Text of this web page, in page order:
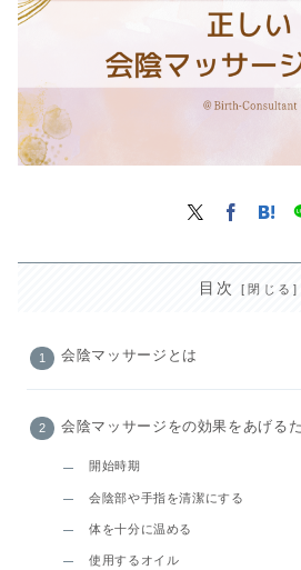
目次
会陰マッサージとは
会陰マッサージをの効果をあげる
開始時期
会陰部や手指を清潔にする
体を十分に温める
使用するオイル